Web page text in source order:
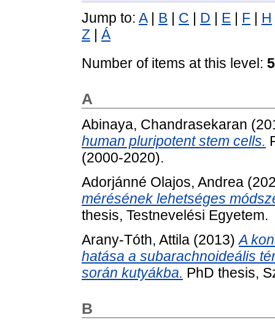
Jump to: A| B C D E F H
Z
Á
Number of items at this level:
A
Abinaya, Chandrasekaran
human pluripotent stem cells.
(2000-2020).
Adorjánné Olajos, Andrea
mérésének lehetséges
thesis, Testnevelési Egyetem.
Arany-Tóth, Attila (2013)A
hatása a subarachnoideális
során kutyákba. PhD thesis,
B